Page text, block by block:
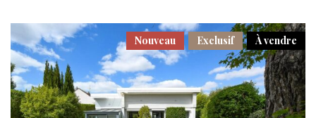
À vendre
Exclusif
Nouveau